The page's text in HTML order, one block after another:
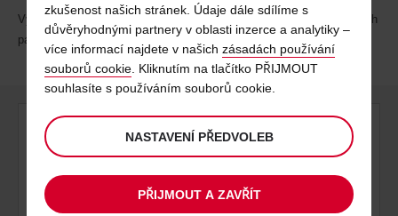
Vyplňte tento formulář po příjezdu do destinace a sbírejte míle u našich
partnerských společností.
zkušenost našich stránek. Údaje dále sdílíme s
důvěryhodnými partnery v oblasti inzerce a analytiky –
více informací najdete v našich zásadách používání
souborů cookie. Kliknutím na tlačítko PŘIJMOUT
souhlasíte s používáním souborů cookie.
NASTAVENÍ PŘEDVOLEB
PŘIJMOUT A ZAVŘÍT